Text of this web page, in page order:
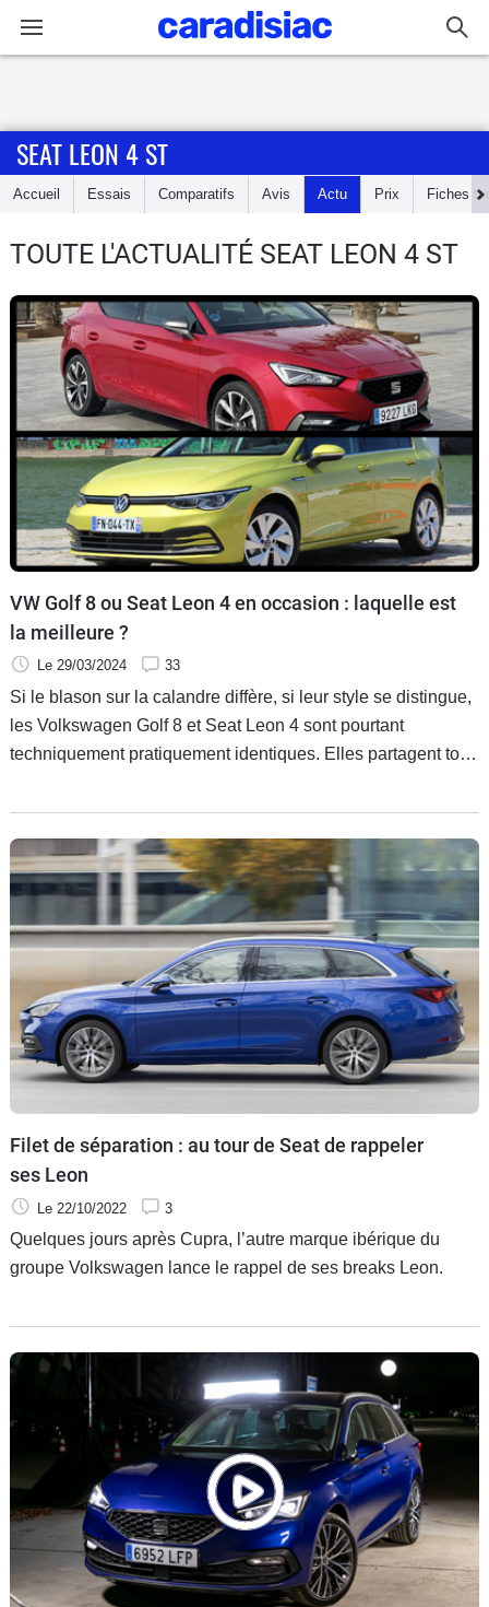
Accueil
Essais
Guide
d'achat
Electriques
Utilitaires
Flottes
Auto
Services
Forum
Moto
Marques
SEAT LEON 4 ST
Accueil Essais Comparatifs Avis Actu Prix Fiches
TOUTE L'ACTUALITÉ SEAT LEON 4 ST
VW Golf 8 ou Seat Leon 4 en occasion : laquelle est
la meilleure ?
Le 29/03/2024 33
Si le blason sur la calandre diffère, si leur style se distingue,
les Volkswagen Golf 8 et Seat Leon 4 sont pourtant
techniquement pratiquement identiques. Elles partagent tout
se valent sur le marché de l'occasion. Laquelle est la plus
intéressante ? La Golf arrive-t-elle à justifier ses tarifs a priori
plus élitistes ? Ce match va répondre à cette question, et à
d'autres.
Filet de séparation : au tour de Seat de rappeler
ses Leon
Le 22/10/2022 3
Quelques jours après Cupra, l’autre marque ibérique du
groupe Volkswagen lance le rappel de ses breaks Leon.